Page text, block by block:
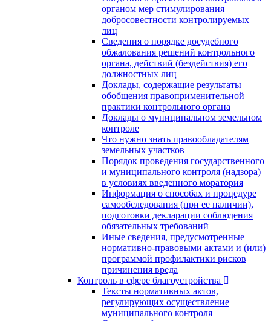
органом мер стимулирования
добросовестности контролируемых
лиц
Сведения о порядке досудебного
обжалования решений контрольного
органа, действий (бездействия) его
должностных лиц
Доклады, содержащие результаты
обобщения правоприменительной
практики контрольного органа
Доклады о муниципальном земельном
контроле
Что нужно знать правообладателям
земельных участков
Порядок проведения государственного
и муниципального контроля (надзора)
в условиях введенного моратория
Информация о способах и процедуре
самообследования (при ее наличии),
подготовки декларации соблюдения
обязательных требований
Иные сведения, предусмотренные
нормативно-правовыми актами и (или)
программой профилактики рисков
причинения вреда
Контроль в сфере благоустройства
Тексты нормативных актов,
регулирующих осуществление
муниципального контроля